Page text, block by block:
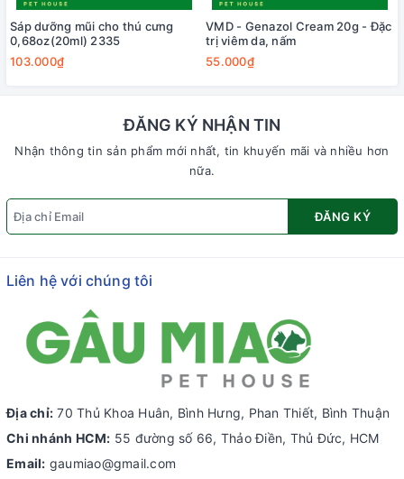
Sáp dưỡng mũi cho thú cưng
0,68oz(20ml) 2335
103.000₫
VMD - Genazol Cream 20g - Đặc
trị viêm da, nấm
55.000₫
ĐĂNG KÝ NHẬN TIN
Nhận thông tin sản phẩm mới nhất, tin khuyến mãi và nhiều hơn
nữa.
ĐĂNG KÝ
Liên hệ với chúng tôi
Địa chỉ: 70 Thủ Khoa Huân, Bình Hưng, Phan Thiết, Bình Thuận
Chi nhánh HCM: 55 đường số 66, Thảo Điền, Thủ Đức, HCM
Email: gaumiao@gmail.com